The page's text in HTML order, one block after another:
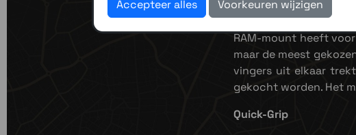
X-Grip
RAM-mount heeft
maar de meest
vingers uit elkaar
gekocht worden. Het
Quick-Grip
Accepteer alles Voorkeuren wijzigen